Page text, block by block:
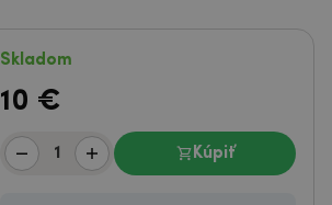
Skladom
10 €
Kúpiť